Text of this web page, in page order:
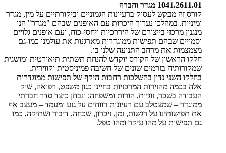
1041.2611.01 מגדר וחברה
קורס זה מבקש לעסוק ברעיונות הגמוניים וביקורתיים על מין, מגדר
ומיניות. במהלכו נערוך היכרות עם האופנים שבהם "מגדר" הנו
מנגנון מרכזי בייצורם של היררכיות ויחסי-כוח, ועם אופנים גלויים
וסמויים שבהם תפישות ממוגדרות מארגנות את עולמנו כמו-גם
מצמצמות את מרחב התנועה שלנו בו.
חלקו הראשון של הקורס יוקדש להנחת תשתית תיאורטית ומושגית
שמקורותיה בזרמים שונים של חשיבה פמיניסטית וקווירית.
​בחלקו השני נדון בהשלכות רחבות היקף של תפישות ממוגדרות
אלה בכמה מהזירות המרכזיות בחיינו כגון משפט, רפואה, שוק
העבודה בשכר, זוגיות, הורות ומשפחה; ונבחן כיצד סדר חברתי
ממוגדר – שמצטלב עם רעיונות רווחים על גזע ומעמד – מעצב אף
את תפישותינו על רגשות, זמן, זיכרון, שכחה, דיבור ושתיקה, כמו
גם תפישות על מהו עיקר ומהו טפל.